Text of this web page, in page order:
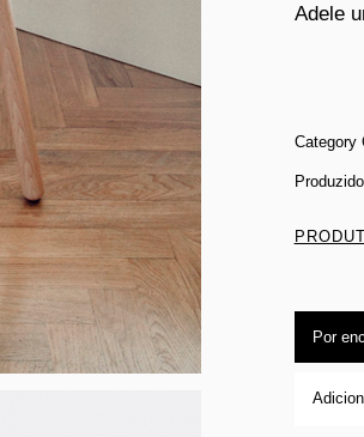
Adele
Category
Por